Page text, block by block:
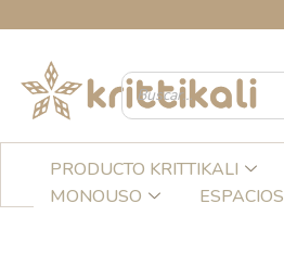
contenido
PRODUCTO KRITTIKALI
MONOUSO
ESPACIOS